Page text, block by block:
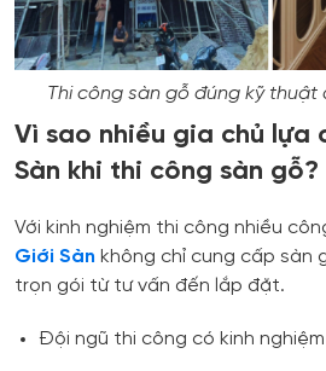
Thi công sàn gỗ đúng kỹ
Vì sao nhiều gia chủ lựa
Sàn khi thi công sàn gỗ?
Với kinh nghiệm thi công nhiều
Giới Sàn không chỉ cung cấp sàn
trọn gói từ tư vấn đến lắp đặt.
Đội ngũ thi công có kinh